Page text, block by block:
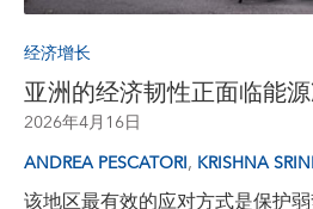
经济增长
亚洲的经济韧性正面临能
2026年4月16日
ANDREA PESCATORI, KRISHNA
该地区最有效的应对方式是保护